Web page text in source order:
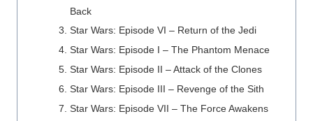
Back
Star Wars: Episode VI – Return of the Jedi
Star Wars: Episode I – The Phantom Menace
Star Wars: Episode II – Attack of the Clones
Star Wars: Episode III – Revenge of the Sith
Star Wars: Episode VII – The Force Awakens